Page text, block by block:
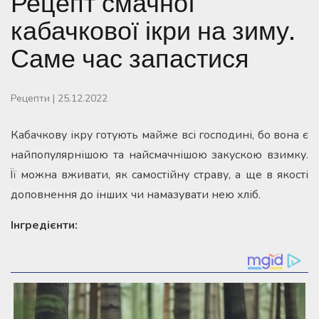
кабачкової ікри на зиму.
Саме час запастися
Рецепти | 25.12.2022
Кабачкову ікру готують майже всі господині, бо вона є
найпопулярнішою та найсмачнішою закускою взимку.
Її можна вживати, як самостійну страву, а ще в якості
доповнення до інших чи намазувати нею хліб.
Інгредієнти: